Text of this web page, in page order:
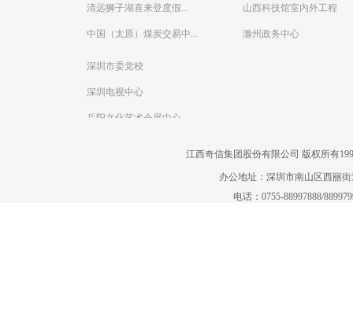
清远狮子湖喜来登度假...
中国（太原）煤炭交易中...
深圳市委党校
深圳电视中心
岳阳文化艺术会展中心
山西科技馆室内外工程
滁州政务中心
江西奇信集团股份有限公司 版权所有
办公地址：深圳市南山区西丽
电话：0755-88997888/